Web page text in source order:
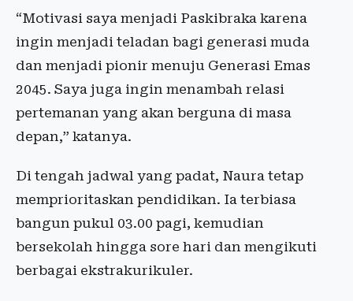
“Motivasi saya menjadi Paskibraka karena
ingin menjadi teladan bagi generasi muda
dan menjadi pionir menuju Generasi Emas
2045. Saya juga ingin menambah relasi
pertemanan yang akan berguna di masa
depan,” katanya.
Di tengah jadwal yang padat, Naura tetap
memprioritaskan pendidikan. Ia terbiasa
bangun pukul 03.00 pagi, kemudian
bersekolah hingga sore hari dan mengikuti
berbagai ekstrakurikuler.